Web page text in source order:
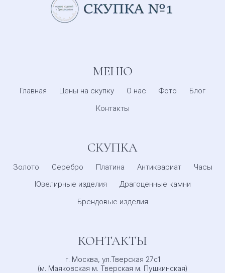
МЕНЮ
Главная Цены на скупку О нас Фото
Блог
Контакты
СКУПКА
Золото Серебро Платина Антиквариат
Часы
Ювелирные изделия
Драгоценные камни
Брендовые изделия
КОНТАКТЫ
г. Москва, ул.Тверская 27с1
(м. Маяковская м. Тверская м. Пушкинская)